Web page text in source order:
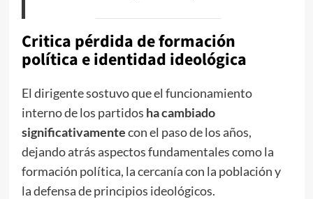
Critica pérdida de formación
política e identidad ideológica
El dirigente sostuvo que el funcionamiento
interno de los partidos ha cambiado
significativamentecon el paso de los años,
dejando atrás aspectos fundamentales como la
formación política, la cercanía con la población y
la defensa de principios ideológicos.